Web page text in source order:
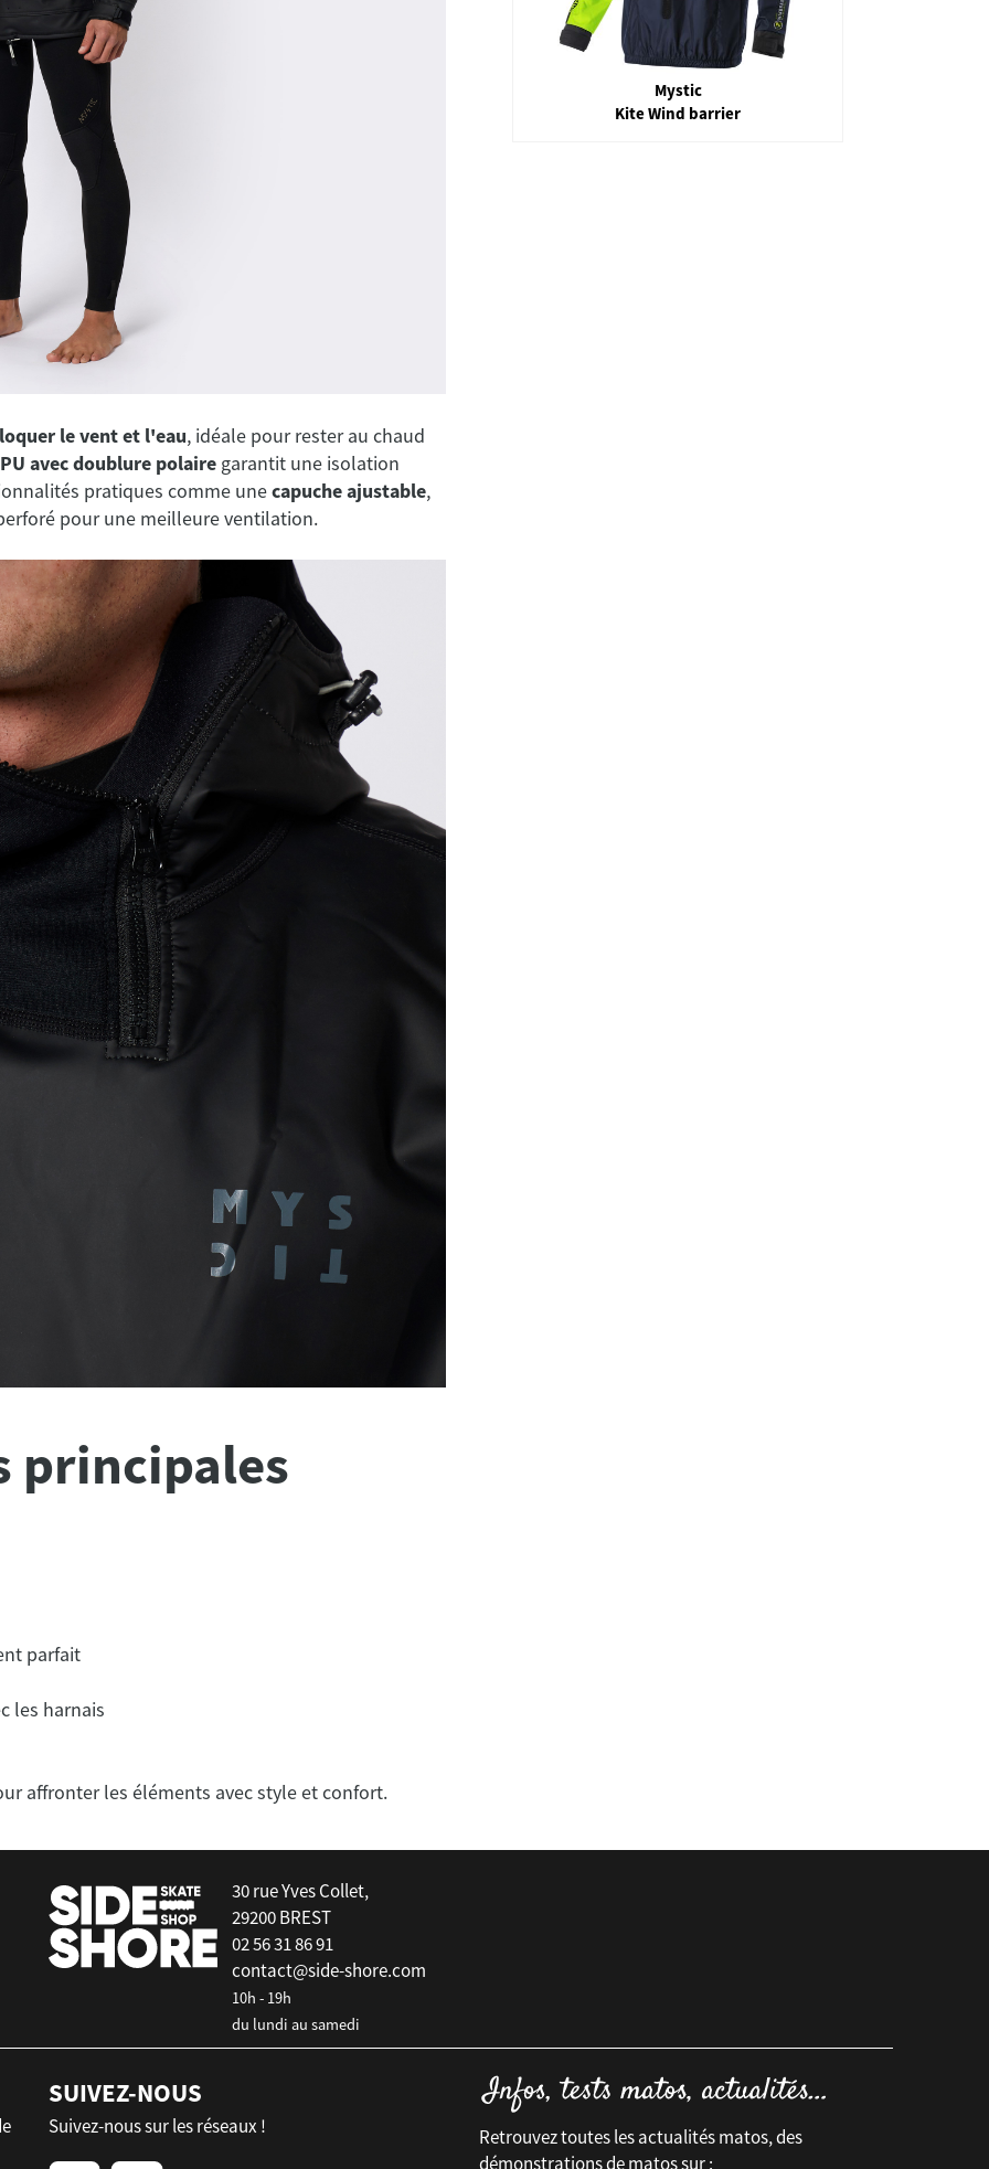
le vent et l'eau, idéale pour rester au chaud
avec doublure polaire garantit une isolation
pratiques comme unecapuche ajustable,
pour une meilleure ventilation.
principales
parfait
les harnais
Mystic
Haze Neoprene Hoodie 2mm
30 rue Yves Collet,
29200 BREST
02 56 31 86 91
contact@side-shore.com
10h - 19h
du lundi au samedi
SUIVEZ-NOUS
Suivez-nous sur les réseaux !
Retrouvez toutes les actualités matos, des
démonstrations de matos sur :